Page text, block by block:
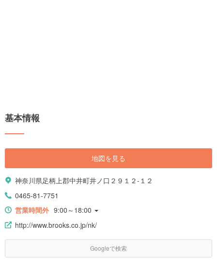
基本情報
地図を見る
神奈川県足柄上郡中井町井ノ口２９１２-１２
0465-81-7751
営業時間外 9:00～18:00
http://www.brooks.co.jp/nk/
Googleで検索